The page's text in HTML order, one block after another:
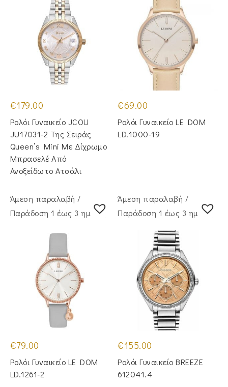
€179.00
Ρολόι Γυναικείο JCOU
JU17031-2 Της Σειράς
Queen’s Mini Με Δίχρωμο
Μπρασελέ Από
Ανοξείδωτο Ατσάλι
€69.00
Ρολόι Γυναικείο LE DOM
LD.1000-19
Άμεση παραλαβή /
Παράδoση 1 έως 3 ημέρες
€79.00
Ρολόι Γυναικείο LE DOM
LD.1261-2
Άμεση παραλαβή /
Παράδoση 1 έως 3 ημέρες
€155.00
Ρολόι Γυναικείο BREEZE
612041.4